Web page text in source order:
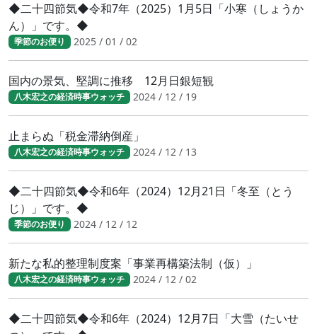
◆二十四節気◆令和7年（2025）1月5日「小寒（しょうか
ん）」です。◆
季節のお便り 2025 / 01 / 02
国内の景気、堅調に推移 12月日銀短観
八木宏之の経済時事ウォッチ 2024 / 12 / 19
止まらぬ「税金滞納倒産」
八木宏之の経済時事ウォッチ 2024 / 12 / 13
◆二十四節気◆令和6年（2024）12月21日「冬至（とう
じ）」です。◆
季節のお便り 2024 / 12 / 12
新たな私的整理制度案「事業再構築法制（仮）」
八木宏之の経済時事ウォッチ 2024 / 12 / 02
◆二十四節気◆令和6年（2024）12月7日「大雪（たいせ